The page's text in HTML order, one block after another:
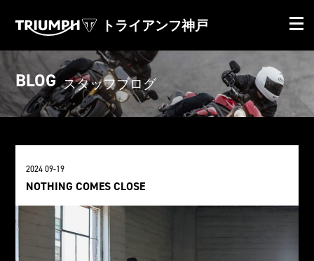
トライアンフ神戸
BLOG スタッフブログ
2024 09-19
NOTHING COMES CLOSE